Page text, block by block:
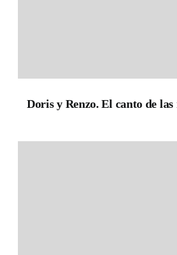
Doris y Renzo. El canto de las